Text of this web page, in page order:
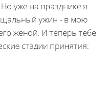
уже на празднике я
ужин - в мою
женой. И теперь тебе
стадии принятия: